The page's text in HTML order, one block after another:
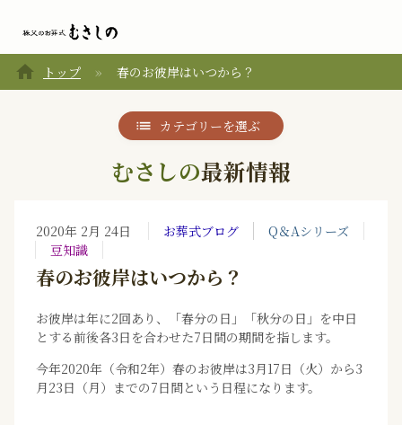
home トップ 春のお彼岸はいつから？
カテゴリーを選ぶ
むさしの最新情報
2020年 2月 24日 お葬式ブログ
Q＆Aシリーズ
豆知識
春のお彼岸はいつから？
お彼岸は年に2回あり、「春分の日」「秋分の日」を中日
とする前後各3日を合わせた7日間の期間を指します。
今年2020年（令和2年）春のお彼岸は3月17日（火）から3
月23日（月）までの7日間という日程になります。